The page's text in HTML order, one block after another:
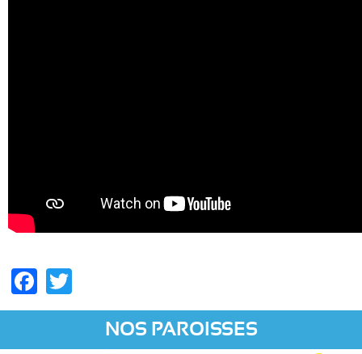
Facebook
NOS PAROISSES